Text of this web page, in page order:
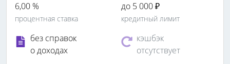
6,00 %
процентная ставка
до 5 000 ₽
кредитный лимит
без справок
о доходах
кэшбэк
отсутствует